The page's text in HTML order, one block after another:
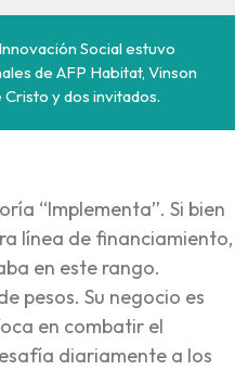
Social estuvo
de AFP Habitat, Vinson
y dos invitados.
“Implementa”. Si bien
línea de financiamiento,
en este rango.
pesos. Su negocio es
en combatir el
diariamente a los